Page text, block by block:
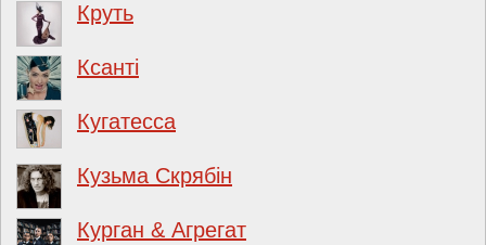
Круть
Ксанті
Кугатесса
Кузьма Скрябін
Курган & Агрегат